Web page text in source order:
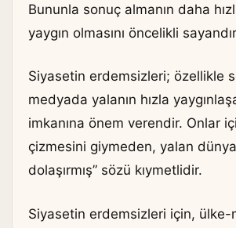
Bununla sonuç almanın daha
yaygın olmasını öncelikli
Siyasetin erdemsizleri; özellikle
medyada yalanın hızla
imkanına önem verendir. Onlar
çizmesini giymeden, yalan
dolaşırmış” sözü kıymetlidir.
Siyasetin erdemsizleri için, ülke-